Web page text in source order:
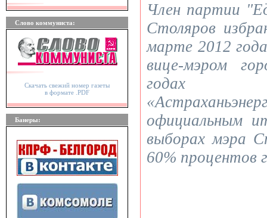
Слово коммуниста:
Скачать свежий номер газеты
в формате .PDF
Банеры:
Член партии
Столяров
марте 2012
вице-мэром
годах
официальным
выборах мэра
60% процентов